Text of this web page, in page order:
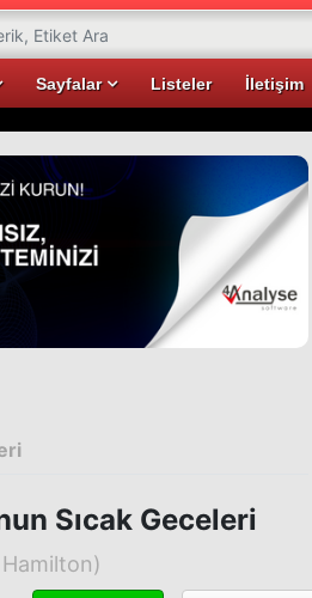
Sayfalar Listeler İletişim
Sıcak Geceleri